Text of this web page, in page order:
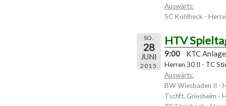
Auswärts:
SC Kohlheck -
SO.
28
JUNI
2015
HTV
9:00 KTC Anlage
Herren 30 II - TC
Auswärts:
BW Wiesbaden II -
Tschft. Griesheim -